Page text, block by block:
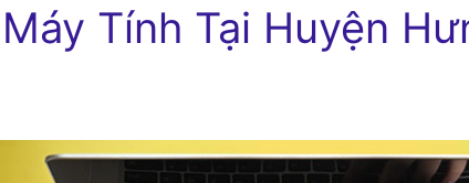
Tính Tại Huyện